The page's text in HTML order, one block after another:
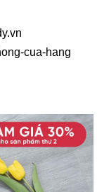
cua-hang